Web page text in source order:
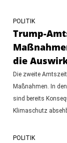
POLITIK
Trump-
die
Die zweite
Maßnahmen. In
sind bereits
Klimaschutz
POLITIK